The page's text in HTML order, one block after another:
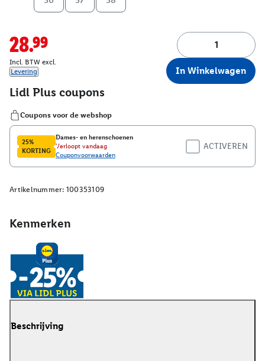
Kenmerken
28.99
Incl. BTW excl.
Levering
In Winkelwagen
Artikelnummer: 100353109
Beschrijving